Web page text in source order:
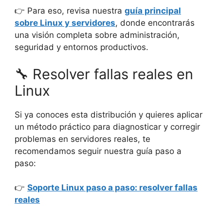
👉 Para eso, revisa nuestra guía principal
sobre Linux y servidores, donde encontrarás
una visión completa sobre administración,
seguridad y entornos productivos.
🔧 Resolver fallas reales en
Linux
Si ya conoces esta distribución y quieres aplicar
un método práctico para diagnosticar y corregir
problemas en servidores reales, te
recomendamos seguir nuestra guía paso a
paso:
👉 Soporte Linux paso a paso: resolver fallas
reales